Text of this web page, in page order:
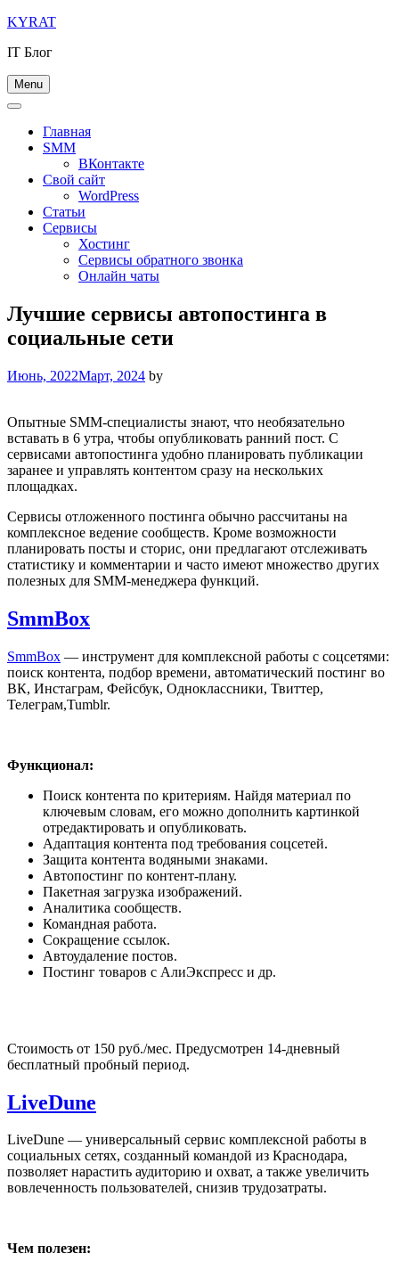
Skip
content
KYRAT
IT Блог
Menu
Главная
SMM
ВКонтакте
Свой сайт
WordPress
Статьи
Сервисы
Хостинг
Сервисы обратного звонка
Онлайн чаты
Лучшие сервисы автопостинга в
социальные сети
Июнь, 2022Март, 2024 by
Опытные SMM-специалисты знают, что необязательно
вставать в 6 утра, чтобы опубликовать ранний пост. С
сервисами автопостинга удобно планировать публикации
заранее и управлять контентом сразу на нескольких
площадках.
Сервисы отложенного постинга обычно рассчитаны на
комплексное ведение сообществ. Кроме возможности
планировать посты и сторис, они предлагают отслеживать
статистику и комментарии и часто имеют множество других
полезных для SMM-менеджера функций.
SmmBox
SmmBox — инструмент для комплексной работы с соцсетями:
поиск контента, подбор времени, автоматический постинг во
ВК, Инстаграм, Фейсбук, Одноклассники, Твиттер,
Телеграм,Tumblr.
Функционал:
Поиск контента по критериям. Найдя материал по
ключевым словам, его можно дополнить картинкой
отредактировать и опубликовать.
Адаптация контента под требования соцсетей.
Защита контента водяными знаками.
Автопостинг по контент-плану.
Пакетная загрузка изображений.
Аналитика сообществ.
Командная работа.
Сокращение ссылок.
Автоудаление постов.
Постинг товаров с АлиЭкспресс и др.
Стоимость от 150 руб./мес. Предусмотрен 14-дневный
бесплатный пробный период.
LiveDune
LiveDune — универсальный сервис комплексной работы в
социальных сетях, созданный командой из Краснодара,
позволяет нарастить аудиторию и охват, а также увеличить
вовлеченность пользователей, снизив трудозатраты.
Чем полезен: